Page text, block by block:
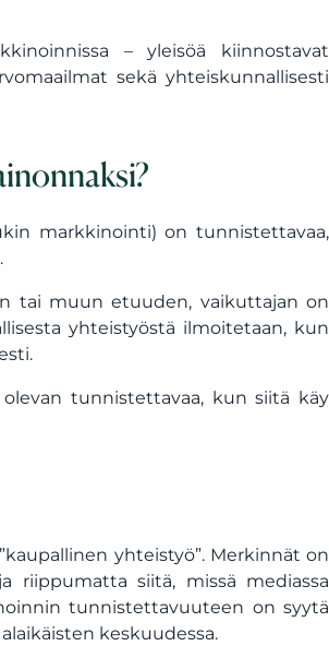
– yleisöä kiinnostavat
sekä yhteiskunnallisesti
markkinointi) on tunnistettavaa,
tai muun etuuden, vaikuttajan on
yhteistyöstä ilmoitetaan, kun
tunnistettavaa, kun siitä käy
yhteistyö”. Merkinnät on
riippumatta siitä, missä mediassa
tunnistettavuuteen on syytä
keskuudessa.